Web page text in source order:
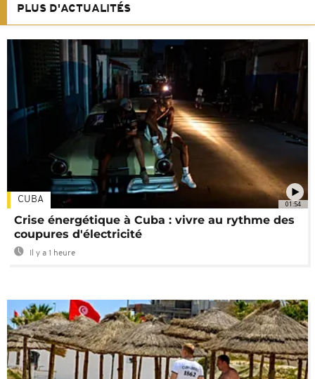
PLUS D'ACTUALITÉS
01:54
CUBA
Crise énergétique à Cuba : vivre au rythme des
coupures d'électricité
Il y a 1 heure